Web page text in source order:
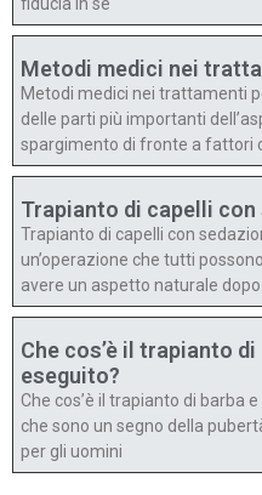
Metodi medici nei
Metodi medici nei trattamenti
delle parti più importanti
spargimento di fronte a fattori
Trapianto di capelli con
Trapianto di capelli con
un’operazione che tutti
avere un aspetto naturale dopo
Che cos’è il trapianto
eseguito?
Che cos’è il trapianto di barba
che sono un segno della
per gli uomini